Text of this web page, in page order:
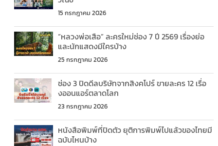
15 กรกฎาคม 2026
“หลวงพ่อเสือ” ละครใหม่ช่อง 7 ปี 2569 เรื่องย่อ
และนักแสดงมีใครบ้าง
25 กรกฎาคม 2026
ช่อง 3 ปิดดีลบริษัทจากสิงคโปร์ ขายละคร 12 เรื่อ
งออนแอร์ตลาดโลก
23 กรกฎาคม 2026
หนังสือพิมพ์ที่ปิดตัว ยุติการพิมพ์ไปแล้วของไทยมี
ฉบับไหนบ้าง